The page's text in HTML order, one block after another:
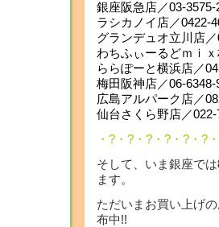
銀座阪急店／03-3575-
ラシカノイ店／0422-
グランデュオ立川店
わちふぃーるどｍｉ
ららぽーと横浜店／
梅田阪神店／06-6348-
広島アルパーク店／
仙台さくら野店／022-
・?・?・?・?・?・?
そして、いま銀座では
ます。
ただいまお買い上げの
布中!!